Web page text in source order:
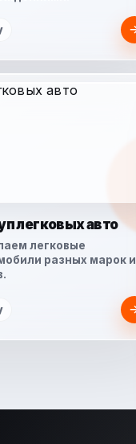
легковых авто
легковые
разных марок и